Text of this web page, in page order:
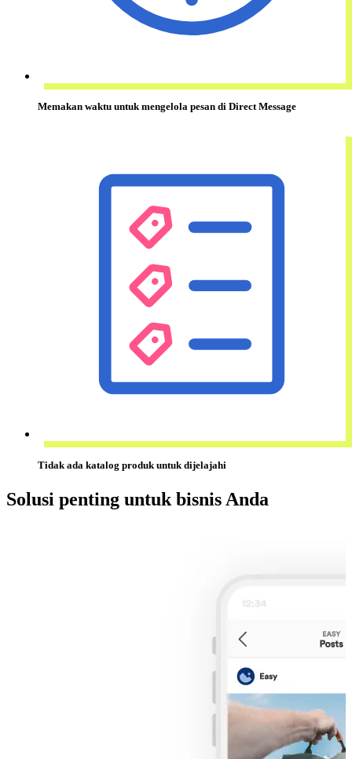
Memakan waktu untuk mengelola pesan di Direct Message
Tidak ada katalog produk untuk dijelajahi
Solusi penting untuk bisnis Anda